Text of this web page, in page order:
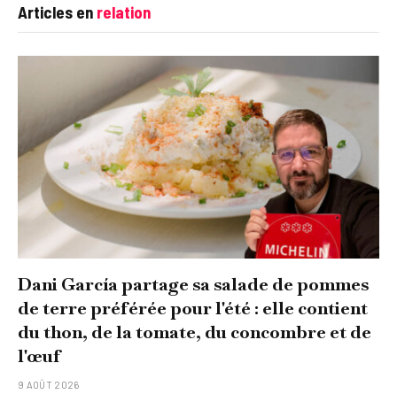
Articles en relation
Dani García partage sa salade de pommes
de terre préférée pour l'été : elle contient
du thon, de la tomate, du concombre et de
l'œuf
9 AOÛT 2026